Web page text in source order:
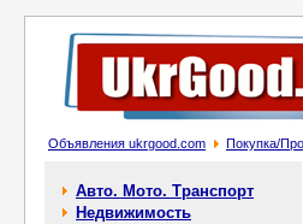
Объявления ukrgood.com Покупка/
Авто. Мото. Транспорт
Недвижимость